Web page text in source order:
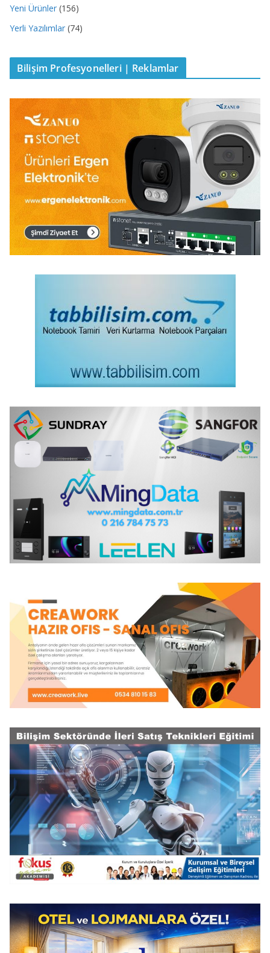
Yeni Ürünler (156)
Yerli Yazılımlar (74)
Bilişim Profesyonelleri | Reklamlar